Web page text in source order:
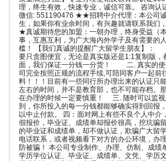
理，终生有效，快速专业，诚信可靠。 咨询认
微信: 551190476 ★★招聘中介代理：本公司
生，如果你有业余时间，有兴趣就请联系我们
★真诚期待您的加盟：一朝办理，终身受益（
事，互惠互利，为广大海内外学子及有需要的
槛！ 【我们真诚的提醒广大留学生朋友】
要只贪图便宜，无论是真实版还是1:1复制版，
面，我们保证一分钱一分货！ 二. 真实的使
司完全按照正规的流程手续,可陪同客户一起前
料！！！目前有一些同行所办理出来的认证只
左右的时间，并不是教育部，也不可能存档。
在办理的时候一定要慎重！ 三. 随时可以监
到，你所投入的每一分钱都能够确实得到回报
以中止付款。 四：面对网上有些不良个人中介
假报价，毕业证、成绩单却报价很高，挖坑骗
的毕业证和成绩单，却不做认证，欺骗广大留
电话联系，或者视频看下对方的办公环境，办
防被骗！ 本公司专业制作、办理、仿制、成绩
学历学位认证、毕业证、成绩单、文凭、学历